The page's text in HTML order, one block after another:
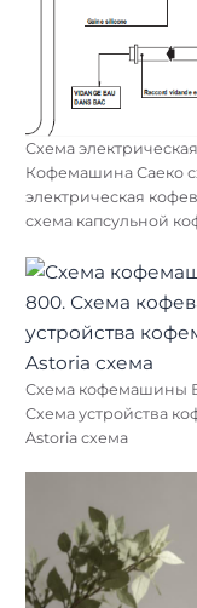
Схема
Кофемашина Саеко
электрическая
схема капсульной
Схема кофемашины
Схема устройства
Astoria схема